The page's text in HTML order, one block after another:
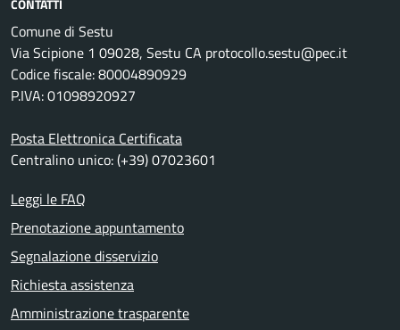
CONTATTI
Comune di Sestu
Via Scipione 1 09028, Sestu CA protocollo.sestu@pec.it
Codice fiscale: 80004890929
P.IVA: 01098920927
Posta Elettronica Certificata
Centralino unico: (+39) 07023601
Leggi le FAQ
Prenotazione appuntamento
Segnalazione disservizio
Richiesta assistenza
Amministrazione trasparente